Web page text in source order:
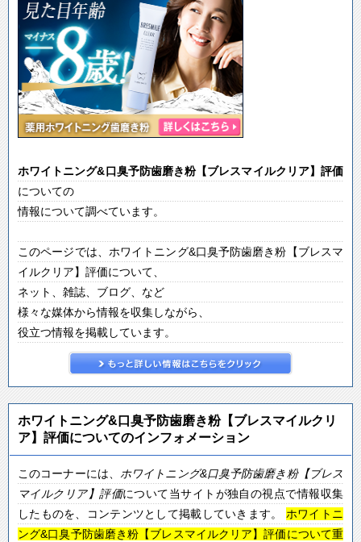
ホワイトニング&口臭予防歯磨き粉【ブレスマイルクリア】 評価
についての
情報について調べています。
このページでは、ホワイトニング&口臭予防歯磨き粉【ブレスマ
イルクリア】評価について、
ネット、雑誌、ブログ、など
様々な媒体から情報を収集しながら、
役立つ情報を掲載しています。
ホワイトニング&口臭予防歯磨き粉【ブレスマイルクリ
ア】評価についてのインフォメーション
このコーナーには、 ホワイトニング&口臭予防歯磨き粉【ブレス
マイルクリア】評価について当サイトが独自の視点で情報収集
したものを、コンテンツとして掲載していきます。 ホワイトニ
ング&口臭予防歯磨き粉【ブレスマイルクリア】評価について重